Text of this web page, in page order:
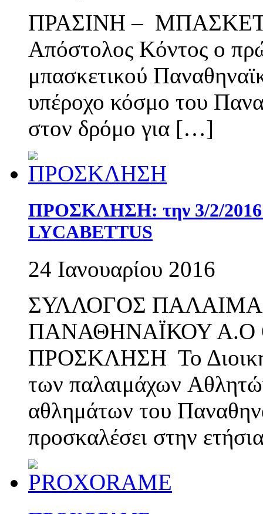
ΠΡΑΣΙΝΗ –
Απόστολος Κόντος ο
μπασκετικού
υπέροχο κόσμο του
στον δρόμο για […]
ΠΡΟΣΚΛΗΣΗ: την 3/2/2016
LYCABETTUS
24 Ιανουαρίου 2016
ΣΥΛΛΟΓΟΣ
ΠΑΝΑΘΗΝΑΪΚΟΥ
ΠΡΟΣΚΛΗΣΗ Το
των παλαιμάχων
αθλημάτων του
προσκαλέσει στην